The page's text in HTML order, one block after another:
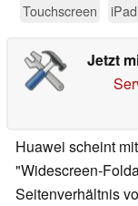
Touchscreen
iPad
Jetzt
Huawei scheint
"Widescreen-
Seitenverhältnis